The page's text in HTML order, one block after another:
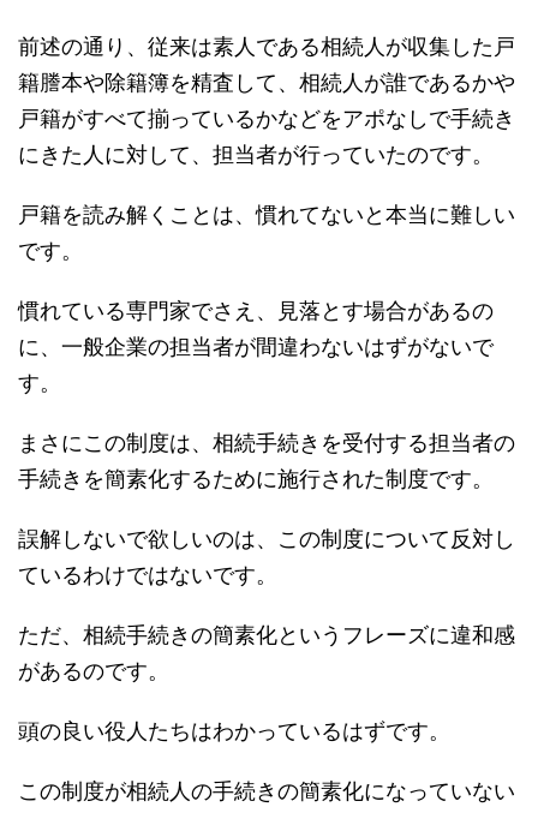
前述の通り、従来は素人である相続人が収集した戸
籍謄本や除籍簿を精査して、相続人が誰であるかや
戸籍がすべて揃っているかなどをアポなしで手続き
にきた人に対して、担当者が行っていたのです。
戸籍を読み解くことは、慣れてないと本当に難しい
です。
慣れている専門家でさえ、見落とす場合があるの
に、一般企業の担当者が間違わないはずがないで
す。
まさにこの制度は、相続手続きを受付する担当者の
手続きを簡素化するために施行された制度です。
誤解しないで欲しいのは、この制度について反対し
ているわけではないです。
ただ、相続手続きの簡素化というフレーズに違和感
があるのです。
頭の良い役人たちはわかっているはずです。
この制度が相続人の手続きの簡素化になっていない